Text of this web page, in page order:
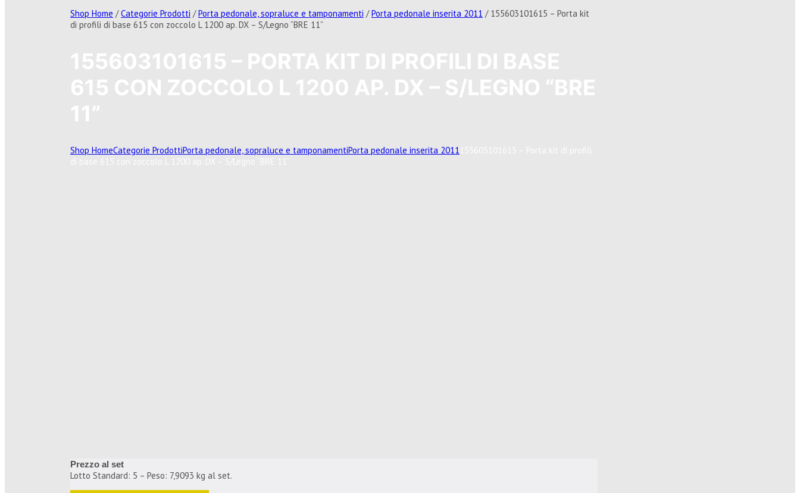
Shop Home /Categorie Prodotti /Porta pedonale, sopraluce e tamponamenti /Porta pedonale inserita 2011 / 155603101615 – Porta kit
di profili di base 615 con zoccolo L 1200 ap. DX – S/Legno “BRE 11”
Shop HomeCategorie ProdottiPorta pedonale, sopraluce e tamponamentiPorta pedonale inserita 2011
Prezzo al set
Lotto Standard: 5 – Peso: 7,9093 kg al set.